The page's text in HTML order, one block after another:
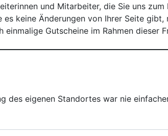
und Mitarbeiter, die Sie uns
keine Änderungen von Ihrer Seite gibt,
Gutscheine im Rahmen dieser
eigenen Standortes war nie